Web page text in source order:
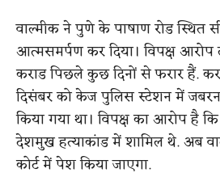
वाल्मीक ने पुणे के पाषाण रोड स्थित
आत्मसमर्पण कर दिया। विपक्ष आरोप
कराड पिछले कुछ दिनों से फरार हैं.
दिसंबर को केज पुलिस स्टेशन में जबरन
किया गया था। विपक्ष का आरोप है
देशमुख हत्याकांड में शामिल थे. अब
कोर्ट में पेश किया जाएगा.